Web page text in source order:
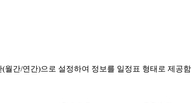
월간/연간)으로 설정하여 정보를 일정표 형태로 제공함